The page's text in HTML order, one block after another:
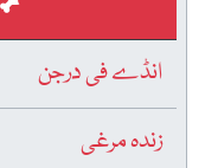
انڈے فی درجن
زندہ مرغی